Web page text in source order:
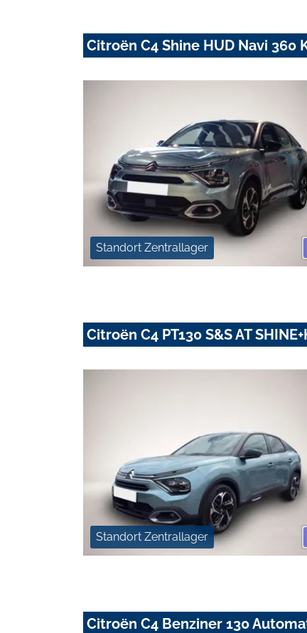
Citroën C4 Shine HUD Navi 360
Standort Zentrallager
Citroën C4 PT130 S&S AT
Standort Zentrallager
Citroën C4 Benziner 130